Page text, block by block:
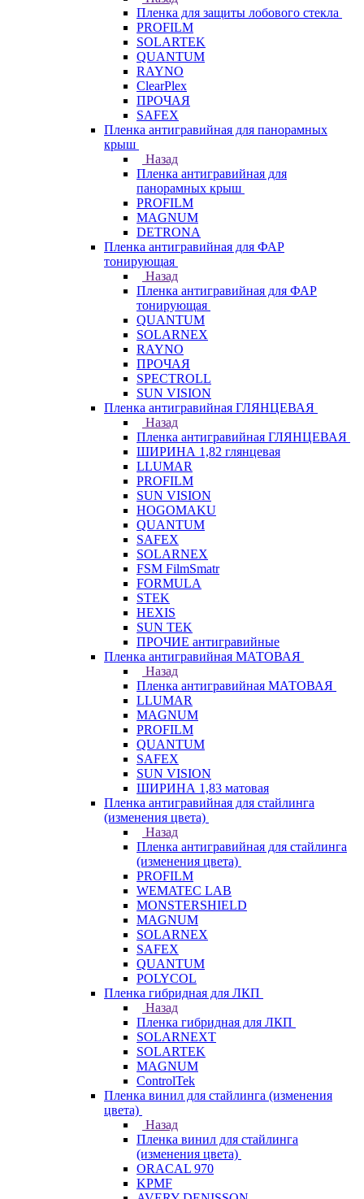
Пленка для защиты лобового стекла
PROFILM
SOLARTEK
QUANTUM
RAYNO
ClearPlex
ПРОЧАЯ
SAFEX
Пленка антигравийная для панорамных
крыш
Назад
Пленка антигравийная для
панорамных крыш
PROFILM
MAGNUM
DETRONA
Пленка антигравийная для ФАР
тонирующая
Назад
Пленка антигравийная для ФАР
тонирующая
QUANTUM
SOLARNEX
RAYNO
ПРОЧАЯ
SPECTROLL
SUN VISION
Пленка антигравийная ГЛЯНЦЕВАЯ
Назад
Пленка антигравийная ГЛЯНЦЕВАЯ
ШИРИНА 1,82 глянцевая
LLUMAR
PROFILM
SUN VISION
HOGOMAKU
QUANTUM
SAFEX
SOLARNEX
FSM FilmSmatr
FORMULA
STEK
HEXIS
SUN TEK
ПРОЧИЕ антигравийные
Пленка антигравийная МАТОВАЯ
Назад
Пленка антигравийная МАТОВАЯ
LLUMAR
MAGNUM
PROFILM
QUANTUM
SAFEX
SUN VISION
ШИРИНА 1,83 матовая
Пленка антигравийная для стайлинга
(изменения цвета)
Назад
Пленка антигравийная для стайлинга
(изменения цвета)
PROFILM
WEMATEC LAB
MONSTERSHIELD
MAGNUM
SOLARNEX
SAFEX
QUANTUM
POLYCOL
Пленка гибридная для ЛКП
Назад
Пленка гибридная для ЛКП
SOLARNEXT
SOLARTEK
MAGNUM
ControlTek
Пленка винил для стайлинга (изменения
цвета)
Назад
Пленка винил для стайлинга
(изменения цвета)
ORACAL 970
KPMF